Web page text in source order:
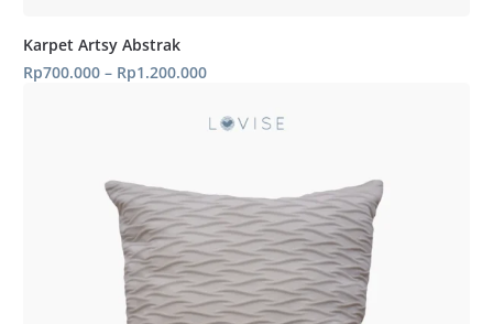
Karpet Artsy Abstrak
Rp700.000 – Rp1.200.000Rentang
Rp700.000
hingga